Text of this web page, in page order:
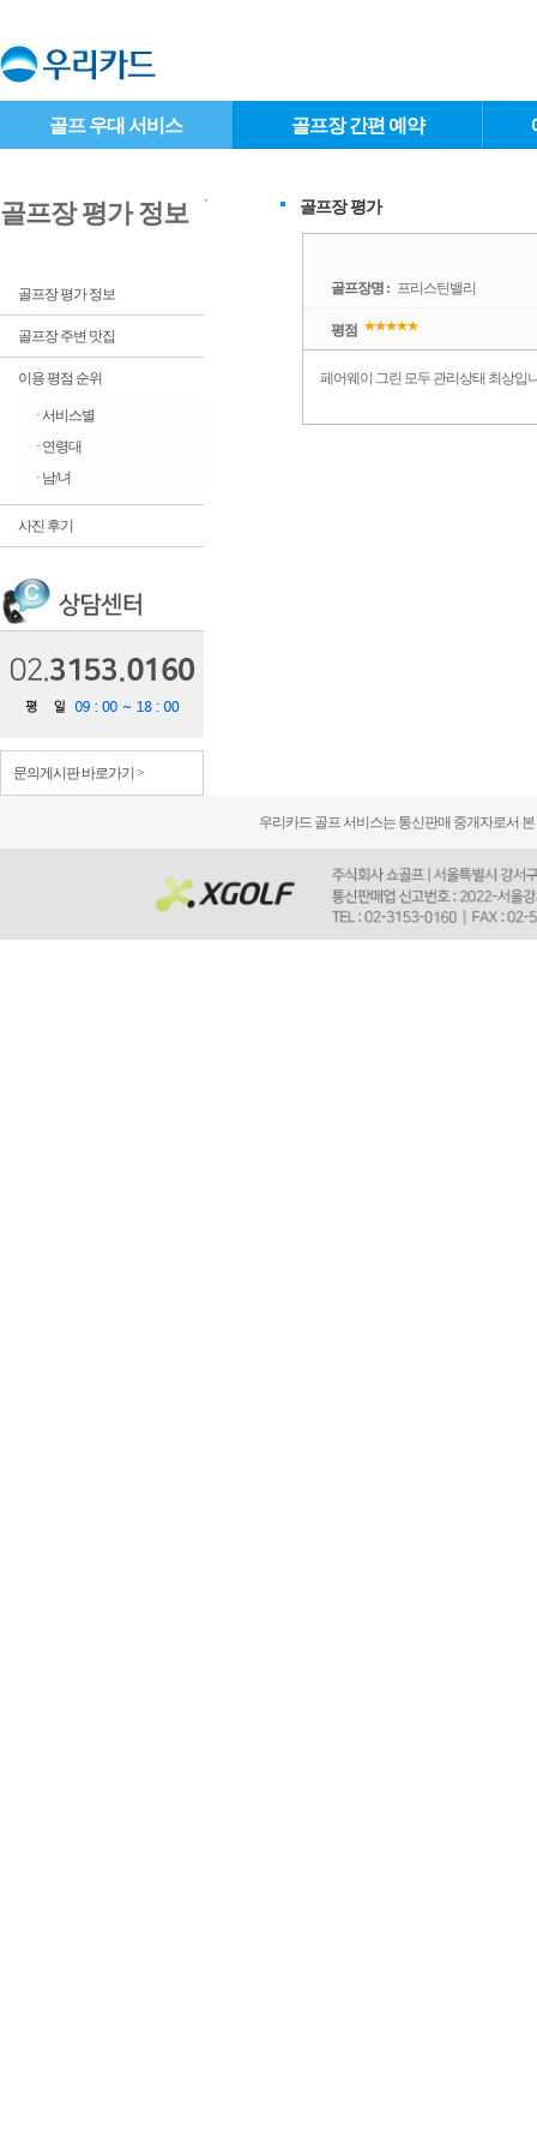
골프 우대 서비스 골프장 간편 예약
골프장 평가 정보
골프장 평가 정보
골프장 주변 맛집
이용 평점 순위
· 서비스별
· 연령대
· 남/녀
사진 후기
문의게시판 바로가기 >
` 골프장 평가
골프장명 : 프리스틴밸리
평점
페어웨이 그린 모두 관리상태 최상입
우리카드 골프 서비스는 통신판매 중개자로서